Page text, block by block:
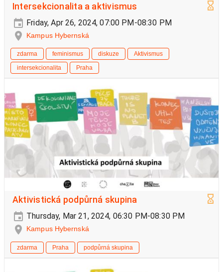
Intersekcionalita a aktivismus
Friday, Apr 26, 2024, 07:00 PM-08:30 PM
Kampus Hybernská
zdarma feminismus diskuze
Aktivismus
intersekcionalita
Praha
Aktivistická podpůrná skupina
Thursday, Mar 21, 2024, 06:30 PM-08:30 PM
Kampus Hybernská
zdarma Praha podpůrná skupina